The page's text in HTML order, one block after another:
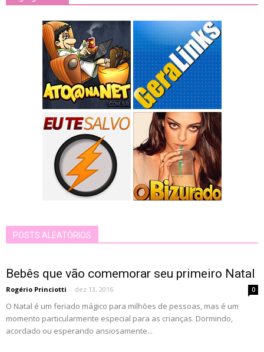
POSTS ALEATÓRIOS
Bebês que vão comemorar seu primeiro Natal
Rogério Princiotti - dez 13, 2016 0
O Natal é um feriado mágico para milhões de pessoas, mas é um
momento particularmente especial para as crianças. Dormindo,
acordado ou esperando ansiosamente...